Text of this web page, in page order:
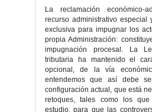
La reclamación económico-
recurso administrativo especial
exclusiva para impugnar los
propia Administración:
impugnación procesal. La
tributaria ha mantenido el
opcional, de la vía
entendemos que así debe
configuración actual, que está
retoques, tales como los
estudio, para que las